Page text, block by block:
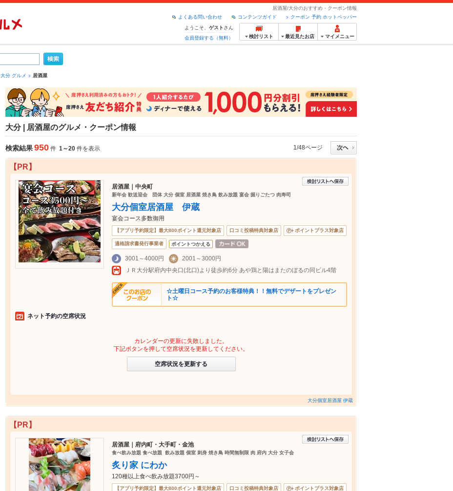
居酒屋/大分のおすすめ・クーポン情報
クーポン 予約 ホットペッパー
コンテンツガイド
よくある問い合わせ
ようこそ、 ゲスト さん
会員登録する（無料）
検討リスト 最近見たお店 マイメニュー
大分 グルメ 居酒屋
大分 | 居酒屋のグルメ・クーポン情報
検索結果950 件 1～20 件を表示 1/48ページ
【PR】
居酒屋｜中央町
新年会 歓送迎会 団体 大分 個室 居酒屋 焼き鳥 飲み放題 宴会 掘りごたつ 肉寿司
大分個室居酒屋 伊蔵
宴会コース多数御用
【アプリ予約限定】最大800ポイント還元対象店 口コミ投稿特典対象店 ポイントプラス対象店
適格請求書発行事業者 ポイントつかえる
3001～4000円
2001～3000円
ＪＲ大分駅府内中央口(北口)より徒歩約6分 あや鶏と陽はまたのぼるの同ビル4階
☆土曜日コース予約のお客様特典！！無料でデザートをプレゼン
ト☆
ネット予約の空席状況
カレンダーの更新に失敗しました。
下記ボタンを押して空席状況を更新してください。
空席状況を更新する
大分個室居酒屋 伊蔵
【PR】
居酒屋｜府内町・大手町・金池
食べ飲み放題 食べ放題 飲み放題 個室 刺身 焼き鳥 時間無制限 肉 府内 大分 女子会
炙り家 にわか
120種以上食べ飲み放題3700円～
【アプリ予約限定】最大800ポイント還元対象店 口コミ投稿特典対象店 ポイントプラス対象店